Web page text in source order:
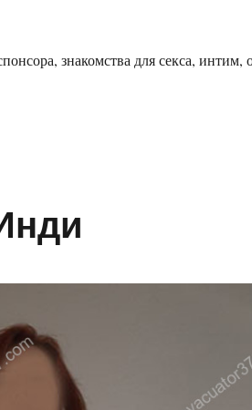
знакомства для секса, интим,
Диана»